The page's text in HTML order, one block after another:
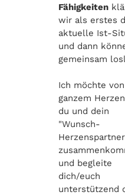
Fähigkeiten
wir als erstes
aktuelle Ist-
und dann
gemeinsam
Ich möchte von
ganzem
du und dein
"Wunsch-
und begleite
dich/euch
unterstützend